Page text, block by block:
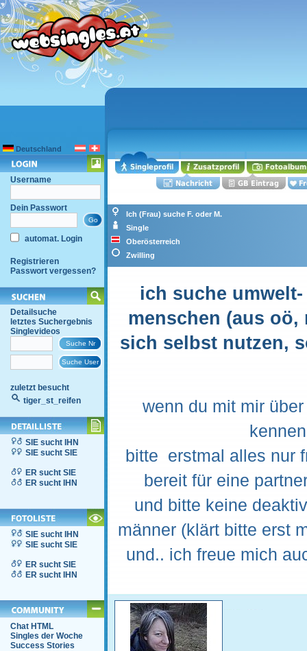
Deutschland
Username
Dein Passwort
automat. Login
Registrieren
Passwort vergessen?
Detailsuche
letztes Suchergebnis
Singlevideos
zuletzt besucht
tiger_st_reifen
SIE sucht IHN
SIE sucht SIE
ER sucht SIE
ER sucht IHN
SIE sucht IHN
SIE sucht SIE
ER sucht SIE
ER sucht IHN
Chat HTML
Singles der Woche
Success Stories
Ich (Frau) suche F. oder M.
Single
Oberösterreich
Zwilling
ich suche
menschen (aus
sich selbst nutzen,
wenn du mit mir
bitte erstmal alles nur
bereit für eine
und bitte keine
männer (klärt bitte erst
und.. ich freue mich